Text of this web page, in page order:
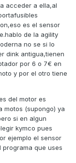
acceder a ella,al
es el sensor
de la agility
no se si lo
dink antigua,tienen
por 6 o 7€ en
y por el otro tiene
del motor es
motos (supongo) ya
si en algun
kymco pues
ejemplo el sensor
que uses